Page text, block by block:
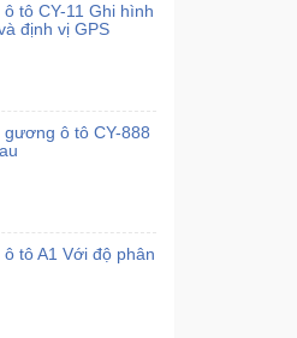
tô CY-11 Ghi hình
định vị GPS
ô tô CY-888
tô A1 Với độ phân